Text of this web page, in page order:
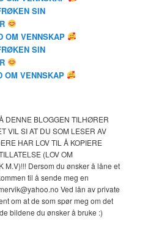
SIN
OM VENNSKAP
SIN
OM VENNSKAP
DENNE BLOGGEN TILHØRER
VIL SI AT DU SOM LESER AV
HAR LOV TIL Å KOPIERE
(LOV OM
M.V)!!! Dersom du ønsker å låne et
til å sende meg en
Ved lån av private
om at de som spør meg om det
bildene du ønsker å bruke :)